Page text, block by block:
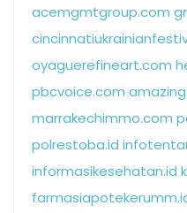
acemgmtgroup.com
oyaguerefineart.com
pbcvoice.com
marrakechimmo.com
polrestoba.id
informasikesehatan.id